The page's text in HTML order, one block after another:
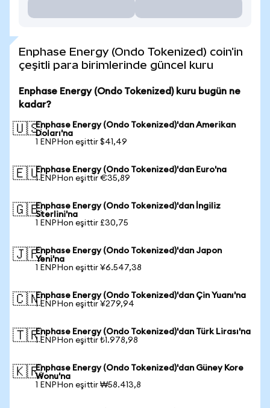
Enphase Energy (Ondo Tokenized) coin'in
çeşitli para birimlerinde güncel kuru
Enphase Energy (Ondo Tokenized) kuru bugün ne
kadar?
🇺🇸Enphase Energy (Ondo Tokenized)'dan Amerikan
Doları'na
1 ENPHon eşittir $41,49
🇪🇺Enphase Energy (Ondo Tokenized)'dan Euro'na
1 ENPHon eşittir €35,89
🇬🇧Enphase Energy (Ondo Tokenized)'dan İngiliz
Sterlini'na
1 ENPHon eşittir £30,75
🇯🇵Enphase Energy (Ondo Tokenized)'dan Japon
Yeni'na
1 ENPHon eşittir ¥6.547,38
🇨🇳Enphase Energy (Ondo Tokenized)'dan Çin Yuanı'na
1 ENPHon eşittir ¥279,94
🇹🇷Enphase Energy (Ondo Tokenized)'dan Türk Lirası'na
1 ENPHon eşittir ₺1.978,98
🇰🇷Enphase Energy (Ondo Tokenized)'dan Güney Kore
Wonu'na
1 ENPHon eşittir ₩58.413,8